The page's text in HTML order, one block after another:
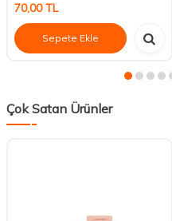
70,00TL
Sepete Ekle
Çok Satan Ürünler